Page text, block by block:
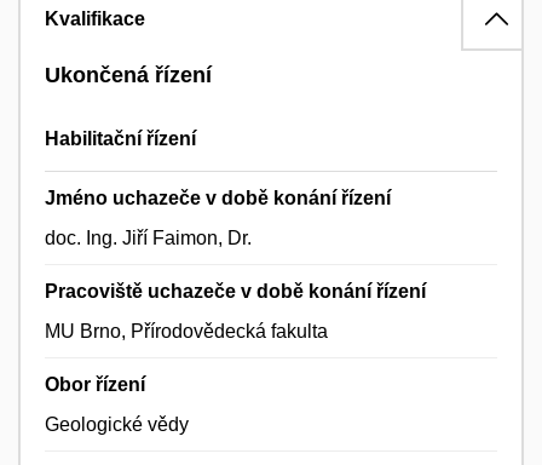
Kvalifikace
Ukončená řízení
Habilitační řízení
Jméno uchazeče v době konání řízení
doc. Ing. Jiří Faimon, Dr.
Pracoviště uchazeče v době konání řízení
MU Brno, Přírodovědecká fakulta
Obor řízení
Geologické vědy